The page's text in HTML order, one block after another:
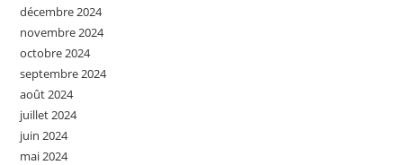
décembre 2024
novembre 2024
octobre 2024
septembre 2024
août 2024
juillet 2024
juin 2024
mai 2024